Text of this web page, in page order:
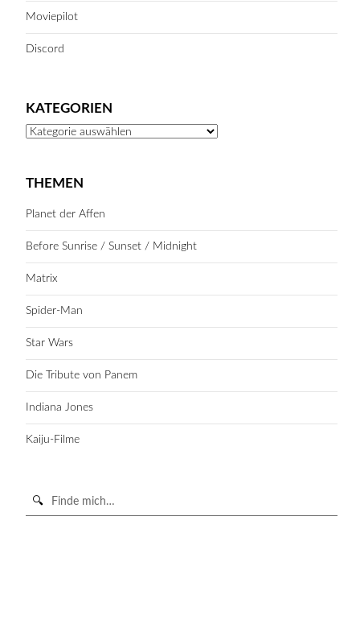
Moviepilot
Discord
KATEGORIEN
Kategorien
THEMEN
Planet der Affen
Before Sunrise / Sunset / Midnight
Matrix
Spider-Man
Star Wars
Die Tribute von Panem
Indiana Jones
Kaiju-Filme
Suche